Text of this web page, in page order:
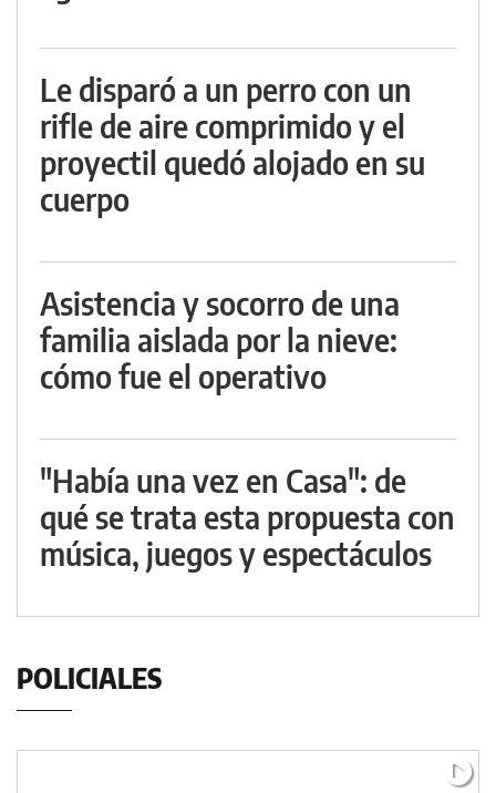
Le disparó a un perro con un
rifle de aire comprimido y el
proyectil quedó alojado en su
cuerpo
Asistencia y socorro de una
familia aislada por la nieve:
cómo fue el operativo
"Había una vez en Casa": de
qué se trata esta propuesta con
música, juegos y espectáculos
POLICIALES